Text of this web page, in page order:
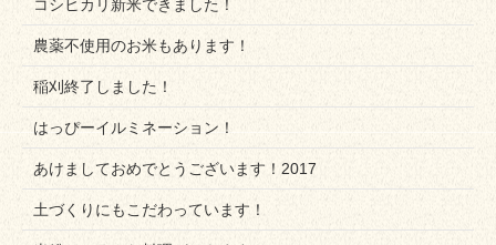
コシヒカリ新米できました！
農薬不使用のお米もあります！
稲刈終了しました！
はっぴーイルミネーション！
あけましておめでとうございます！2017
土づくりにもこだわっています！